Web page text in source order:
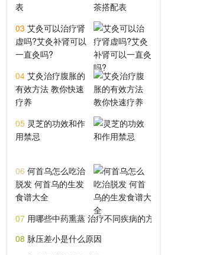
表
03 艾灸可以治疗肾
虚吗?艾灸补肾可以
一直灸吗?
04 艾灸治疗腹胀的
有效方法 教你快速
疗养
05 灵芝的功效和作
用禁忌
06 何首乌怎么吃治
脱发 何首乌的生发
食谱大全
07 用哪些中药熏蒸 治疗不同疾病的方剂介绍
08 脉压差小是什么原因